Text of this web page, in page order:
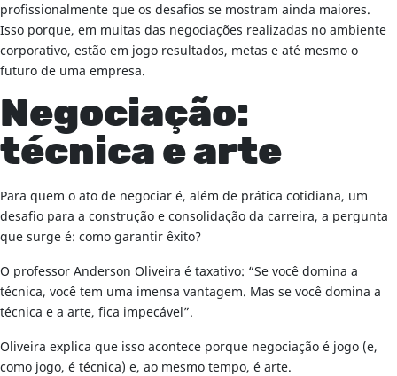
profissionalmente que os desafios se mostram ainda maiores.
Isso porque, em muitas das negociações realizadas no ambiente
corporativo, estão em jogo resultados, metas e até mesmo o
futuro de uma empresa.
Negociação:
técnica e arte
Para quem o ato de negociar é, além de prática cotidiana, um
desafio para a construção e consolidação da carreira, a pergunta
que surge é: como garantir êxito?
O professor Anderson Oliveira é taxativo: “Se você domina a
técnica, você tem uma imensa vantagem. Mas se você domina a
técnica e a arte, fica impecável”.
Oliveira explica que isso acontece porque negociação é jogo (e,
como jogo, é técnica) e, ao mesmo tempo, é arte.